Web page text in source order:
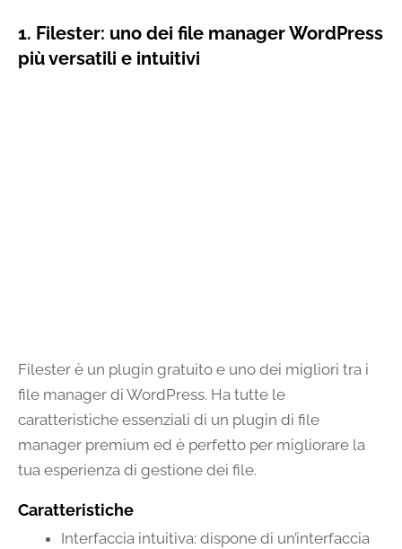
1. Filester: uno dei file manager WordPress
più versatili e intuitivi
Filester è un plugin gratuito e uno dei migliori tra i
file manager di WordPress. Ha tutte le
caratteristiche essenziali di un plugin di file
manager premium ed è perfetto per migliorare la
tua esperienza di gestione dei file.
Caratteristiche
Interfaccia intuitiva: dispone di un’interfaccia